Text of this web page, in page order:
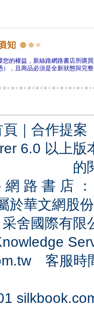
您的權益，新絲路網路書店所購
），且商品必須是全新狀態與完
頁 ｜ 合作提案
6.0 以上
的
網 路 書 店
於華文網股
采舍國際有
客服時